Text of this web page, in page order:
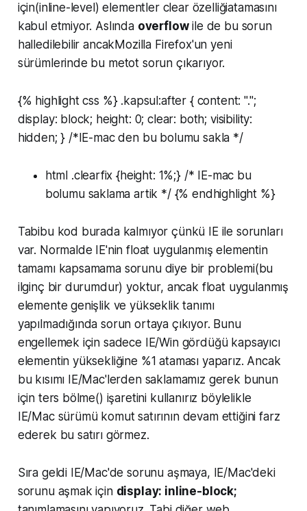
için(inline-level) elementler clear özelliğiatamasını
kabul etmiyor. Aslında overflowile de bu sorun
halledilebilir ancakMozilla Firefox'un yeni
sürümlerinde bu metot sorun çıkarıyor.
{% highlight css %} .kapsul:after { content: ".";
display: block; height: 0; clear: both; visibility:
hidden; } /*IE-mac den bu bolumu sakla */
html .clearfix {height: 1%;} /* IE-mac bu
bolumu saklama artik */ {% endhighlight %}
Tabibu kod burada kalmıyor çünkü IE ile sorunları
var. Normalde IE'nin float uygulanmış elementin
tamamı kapsamama sorunu diye bir problemi(bu
ilginç bir durumdur) yoktur, ancak float uygulanmış
elemente genişlik ve yükseklik tanımı
yapılmadığında sorun ortaya çıkıyor. Bunu
engellemek için sadece IE/Win gördüğü kapsayıcı
elementin yüksekliğine %1 ataması yaparız. Ancak
bu kısımı IE/Mac'lerden saklamamız gerek bunun
için ters bölme() işaretini kullanırız böylelikle
IE/Mac sürümü komut satırının devam ettiğini farz
ederek bu satırı görmez.
Sıra geldi IE/Mac'de sorunu aşmaya, IE/Mac'deki
sorunu aşmak için display: inline-block;